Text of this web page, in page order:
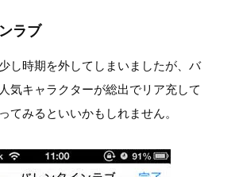
ラブ
し時期を外してしまいましたが、バ
気キャラクターが総出でリア充して
てみるといいかもしれません。